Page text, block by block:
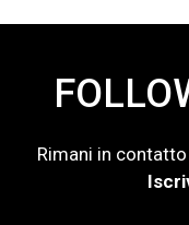
Rimani in